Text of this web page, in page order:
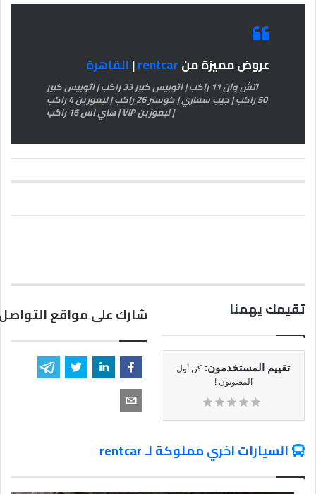
عروض مميزة منrentcar
|القاهرة
اتش وان 11 راكب | اتوبيس كبير 33 راكب | اتوبيس كبير
50 راكب | جيب سفاري | كوستر 26 راكب | ليموزين 4 راكب
| ليموزين VIP | هاي اس 16 راكب
تقيمك يهمنا
تقييم المستخدمون: كن أول
المصوتون !
شارك على مواقع
السيارات اخري مملوكة لـ rentcar